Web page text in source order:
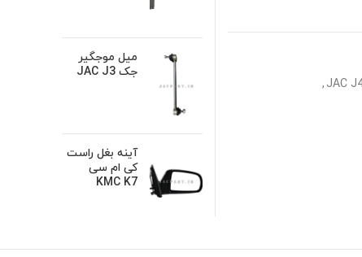
,
میل موجگیر
جک JAC J3
آینه بغل راست
کی ام سی
KMC K7